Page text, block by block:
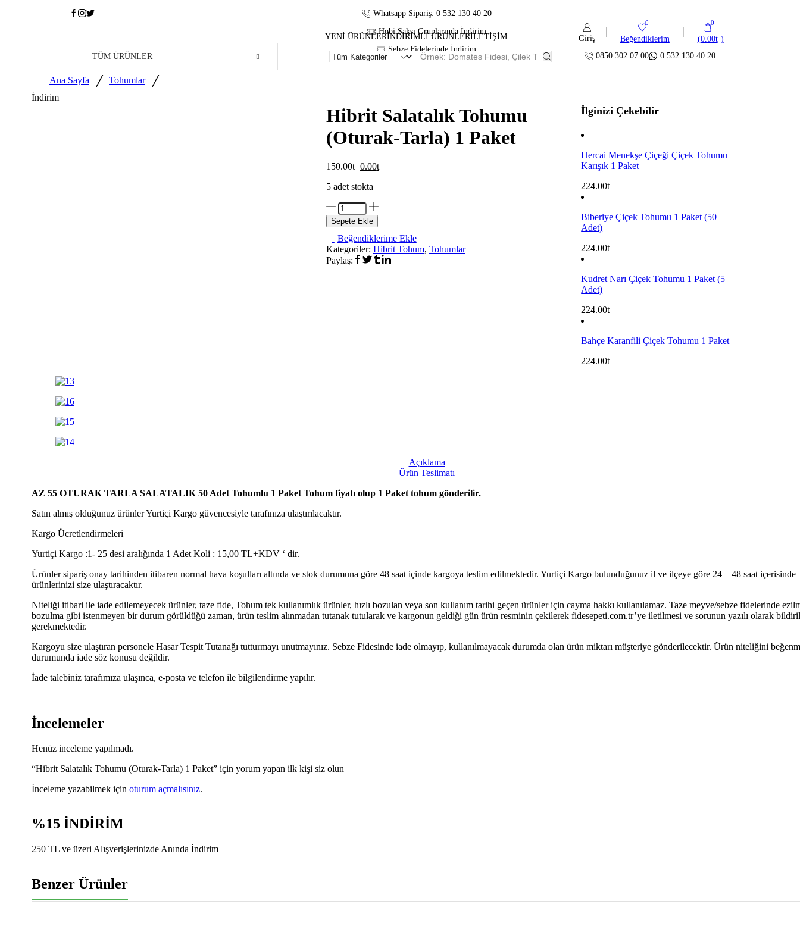
Whatsapp Sipariş: 0 532 130 40 20
Hobi Saksı Gruplarında İndirim
Sebze Fidelerinde İndirim
YENİ ÜRÜNLERİNDİRİMLİ ÜRÜNLERİLETİŞİM Giriş
0
Beğendiklerim
0
(0.00
)
TÜM ÜRÜNLER
0850 302 07 00 0 532 130 40 20
Ana Sayfa / Tohumlar /
İndirim
Hibrit Salatalık Tohumu
(Oturak-Tarla) 1 Paket
150.00
0.00
5 adet stokta
Hibrit
Salatalık
Tohumu
(Oturak-
Tarla)
1
Sepete Ekle
Beğendiklerime Ekle
Kategoriler: Hibrit Tohum, Tohumlar
Paylaş:
İlginizi Çekebilir
Hercai Menekşe Çiçeği Çiçek Tohumu
Karışık 1 Paket
224.00
Biberiye Çiçek Tohumu 1 Paket (50
Adet)
224.00
Kudret Narı Çiçek Tohumu 1 Paket (5
Adet)
224.00
Bahçe Karanfili Çiçek Tohumu 1 Paket
224.00
Açıklama
Ürün Teslimatı
AZ 55 OTURAK TARLA SALATALIK 50 Adet Tohumlu 1 Paket Tohum fiyatı olup 1 Paket tohum gönderilir.
Satın almış olduğunuz ürünler Yurtiçi Kargo güvencesiyle tarafınıza ulaştırılacaktır.
Kargo Ücretlendirmeleri
Yurtiçi Kargo :1- 25 desi aralığında 1 Adet Koli : 15,00 TL+KDV ‘ dir.
Ürünler sipariş onay tarihinden itibaren normal hava koşulları altında ve stok durumuna göre 48 saat içinde kargoya teslim edilmektedir. Yurtiçi Kargo bulunduğunuz il ve ilçeye göre 24 – 48 saat içerisinde
ürünlerinizi size ulaştıracaktır.
Niteliği itibari ile iade edilemeyecek ürünler, taze fide, Tohum tek kullanımlık ürünler, hızlı bozulan veya son kullanım tarihi geçen ürünler için cayma hakkı kullanılamaz. Taze meyve/sebze fidelerinde
bozulma gibi istenmeyen bir durum görüldüğü zaman, ürün teslim alınmadan tutanak tutularak ve kargonun geldiği gün ürün resminin çekilerek fidesepeti.com.tr’ye iletilmesi ve sorunun yazılı olarak
gerekmektedir.
Kargoyu size ulaştıran personele Hasar Tespit Tutanağı tutturmayı unutmayınız. Sebze Fidesinde iade olmayıp, kullanılmayacak durumda olan ürün miktarı müşteriye gönderilecektir. Ürün niteliğini
durumunda iade söz konusu değildir.
İade talebiniz tarafımıza ulaşınca, e-posta ve telefon ile bilgilendirme yapılır.
İncelemeler
Henüz inceleme yapılmadı.
“Hibrit Salatalık Tohumu (Oturak-Tarla) 1 Paket” için yorum yapan ilk kişi siz olun
İnceleme yazabilmek için oturum açmalısınız.
%15 İNDİRİM
250 TL ve üzeri Alışverişlerinizde Anında İndirim
Benzer Ürünler